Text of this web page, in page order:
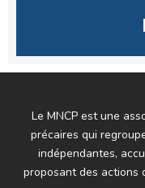
Le MNCP est une
précaires qui
indépendantes,
proposant des actions